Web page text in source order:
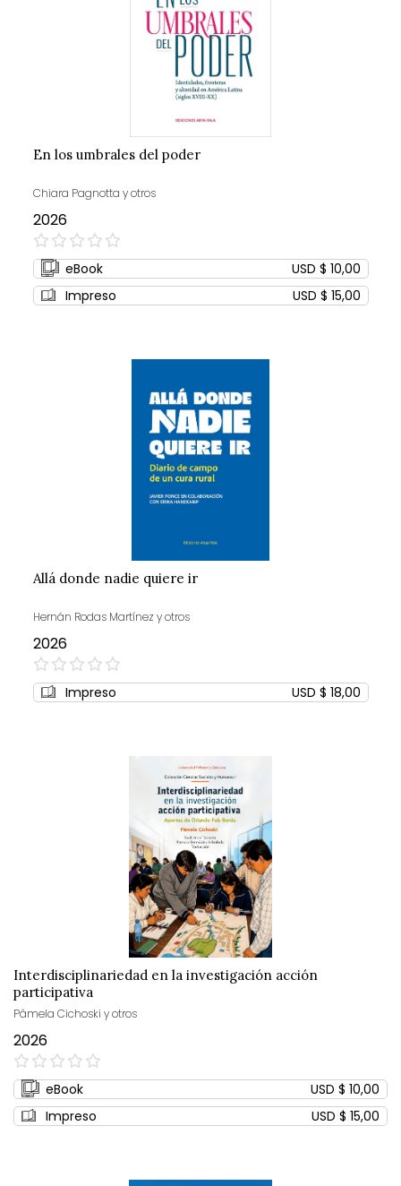
En los umbrales del poder
Chiara Pagnotta y otros
2026
0%
eBook
USD $ 10,00
Impreso
USD $ 15,00
Allá donde nadie quiere ir
Hernán Rodas Martínez y otros
2026
0%
Impreso USD $ 18,00
Interdisciplinariedad en la investigación acción
participativa
Pâmela Cichoski y otros
2026
0%
eBook
USD $ 10,00
Impreso
USD $ 15,00